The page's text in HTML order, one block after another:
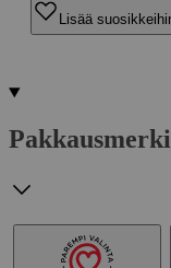
Lisää